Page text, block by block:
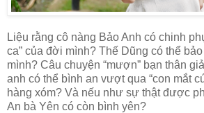
Liệu rằng cô nàng Bảo Anh có chinh
ca” của đời mình? Thế Dũng có thể
mình? Câu chuyện “mượn” bạn thân
anh có thể bình an vượt qua “con mắt
hàng xóm? Và nếu như sự thật được
An bà Yên có còn bình yên?